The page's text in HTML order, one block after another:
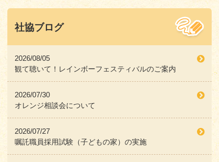
社協ブログ
2026/08/05
観て聴いて！レインボーフェスティバルのご案内
2026/07/30
オレンジ相談会について
2026/07/27
嘱託職員採用試験（子どもの家）の実施